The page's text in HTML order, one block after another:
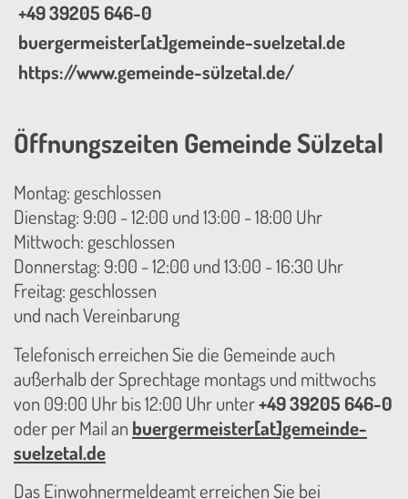
+49 39205 646-0
buergermeister[at]gemeinde-suelzetal.de
https://www.gemeinde-sülzetal.de/
Öffnungszeiten Gemeinde Sülzetal
Montag: geschlossen
Dienstag: 9:00 - 12:00 und 13:00 - 18:00 Uhr
Mittwoch: geschlossen
Donnerstag: 9:00 - 12:00 und 13:00 - 16:30 Uhr
Freitag: geschlossen
und nach Vereinbarung
Telefonisch erreichen Sie die Gemeinde auch
außerhalb der Sprechtage montags und mittwochs
von 09:00 Uhr bis 12:00 Uhr unter+49 39205 646-0
oder per Mail an buergermeister[at]gemeinde-
suelzetal.de
Das Einwohnermeldeamt erreichen Sie bei